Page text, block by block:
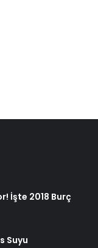
İşte 2018 Burç
Suyu